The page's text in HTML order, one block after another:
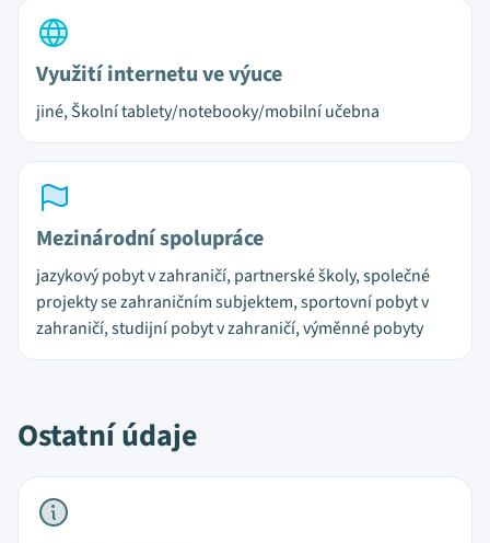
Využití internetu ve výuce
jiné, Školní tablety/notebooky/mobilní učebna
Mezinárodní spolupráce
jazykový pobyt v zahraničí, partnerské školy, společné
projekty se zahraničním subjektem, sportovní pobyt v
zahraničí, studijní pobyt v zahraničí, výměnné pobyty
Ostatní údaje